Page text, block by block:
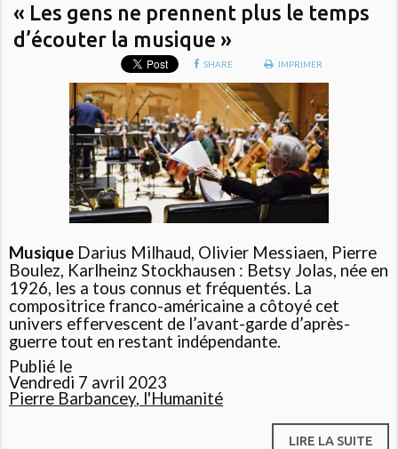
« Les gens ne prennent plus le temps
d’écouter la musique »
SHARE IMPRIMER
Musique Darius Milhaud, Olivier Messiaen, Pierre
Boulez, Karlheinz Stockhausen : Betsy Jolas, née en
1926, les a tous connus et fréquentés. La
compositrice franco-américaine a côtoyé cet
univers effervescent de l’avant-garde d’après-
guerre tout en restant indépendante.
Publié le
Vendredi 7 avril 2023
Pierre Barbancey, l'Humanité
LIRE LA SUITE